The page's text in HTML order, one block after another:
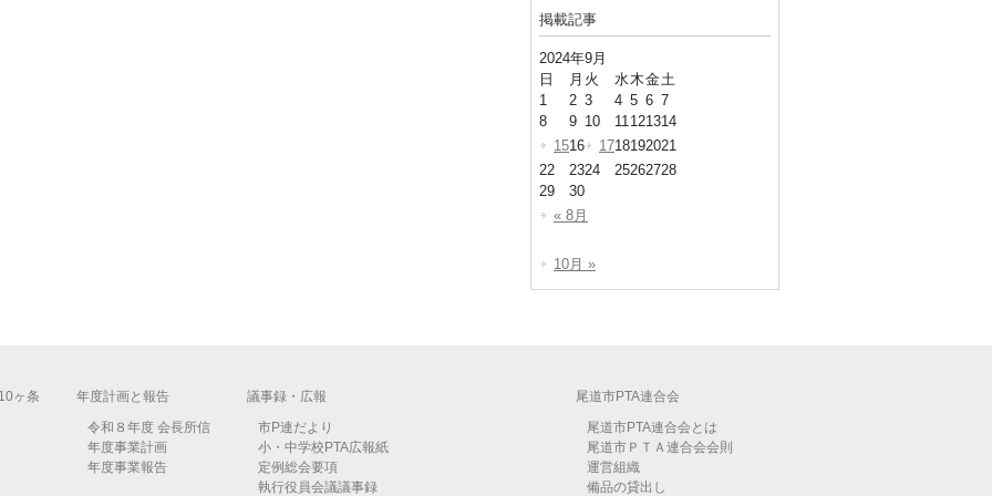
掲載記事
2024年9月
日
月 火 水木金土
1
2 3 4 5 6 7
8
9 10 11121314
1516 1718192021
22
2324 25262728
29
30
« 8月
10月 »
ヶ条
年度計画と報告
令和８年度 会長所信
年度事業計画
年度事業報告
議事録・広報
市P連だより
小・中学校PTA広報紙
定例総会要項
執行役員会議議事録
尾道市PTA連合会
尾道市PTA連合会とは
尾道市ＰＴＡ連合会会則
運営組織
備品の貸出し